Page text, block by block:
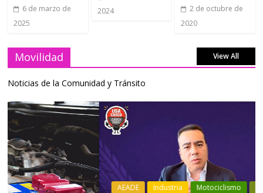
6 de marzo de
2025
2024
2 de octubre de
2020
Movilidad View All
Noticias de la Comunidad y Tránsito
AEADE Industria Motociclismo Motos Movilidad